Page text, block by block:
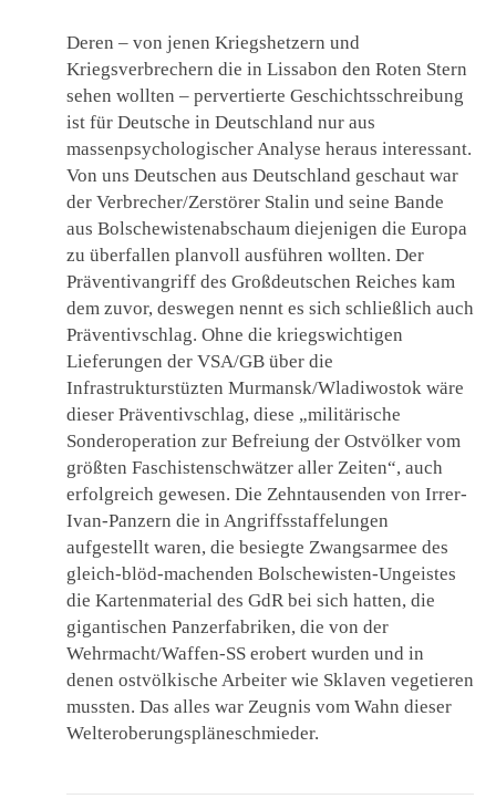
Deren – von jenen Kriegshetzern und
Kriegsverbrechern die in Lissabon den Roten Stern
sehen wollten – pervertierte Geschichtsschreibung
ist für Deutsche in Deutschland nur aus
massenpsychologischer Analyse heraus interessant.
Von uns Deutschen aus Deutschland geschaut war
der Verbrecher/Zerstörer Stalin und seine Bande
aus Bolschewistenabschaum diejenigen die Europa
zu überfallen planvoll ausführen wollten. Der
Präventivangriff des Großdeutschen Reiches kam
dem zuvor, deswegen nennt es sich schließlich auch
Präventivschlag. Ohne die kriegswichtigen
Lieferungen der VSA/GB über die
Infrastrukturstüzten Murmansk/Wladiwostok wäre
dieser Präventivschlag, diese „militärische
Sonderoperation zur Befreiung der Ostvölker vom
größten Faschistenschwätzer aller Zeiten“, auch
erfolgreich gewesen. Die Zehntausenden von Irrer-
Ivan-Panzern die in Angriffsstaffelungen
aufgestellt waren, die besiegte Zwangsarmee des
gleich-blöd-machenden Bolschewisten-Ungeistes
die Kartenmaterial des GdR bei sich hatten, die
gigantischen Panzerfabriken, die von der
Wehrmacht/Waffen-SS erobert wurden und in
denen ostvölkische Arbeiter wie Sklaven vegetieren
mussten. Das alles war Zeugnis vom Wahn dieser
Welteroberungspläneschmieder.